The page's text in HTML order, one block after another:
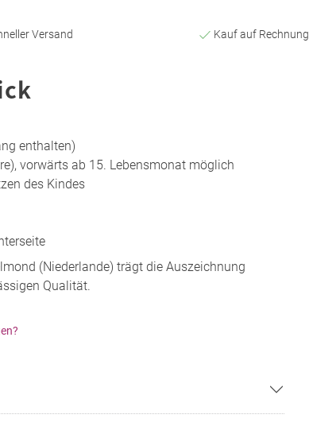
Versand Kauf auf Rechnung
enthalten)
vorwärts ab 15. Lebensmonat möglich
des Kindes
(Niederlande) trägt die Auszeichnung
Qualität.